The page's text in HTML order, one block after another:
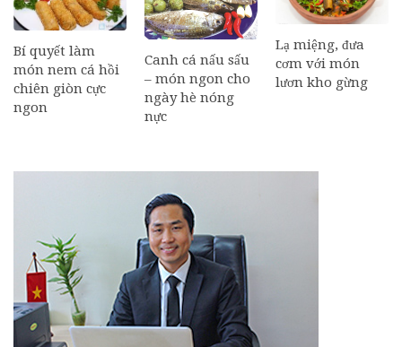
Bí quyết làm
món nem cá hồi
chiên giòn cực
ngon
Canh cá nấu sấu
– món ngon cho
ngày hè nóng
nực
Lạ miệng, đưa
cơm với món
lươn kho gừng